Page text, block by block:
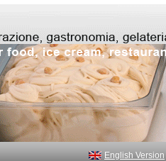
English Version